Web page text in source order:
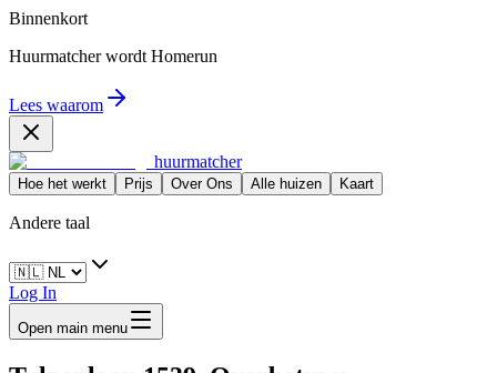
Binnenkort
Huurmatcher wordt Homerun
Lees waarom
huurmatcher
Hoe het werkt Prijs Over Ons Alle huizen Kaart
Andere taal
Log In
Open main menu